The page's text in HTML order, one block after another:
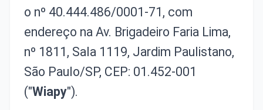
o nº 40.444.486/0001-71, com
endereço na Av. Brigadeiro Faria Lima,
nº 1811, Sala 1119, Jardim Paulistano,
São Paulo/SP, CEP: 01.452-001
("Wiapy").